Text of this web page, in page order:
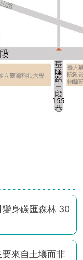
身碳匯森林 30
來自土壤而非